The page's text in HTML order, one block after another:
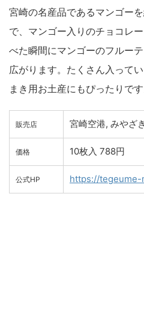
宮崎の名産品であるマンゴー
で、マンゴー入りのチョコレ
べた瞬間にマンゴーのフルー
広がります。たくさん入って
まき用お土産にもぴったりです
販売店 宮崎空港, みやざ
価格 10枚入 788円
公式HP https://tegeume-